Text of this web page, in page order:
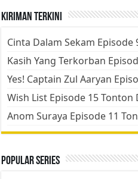
Kiriman Terkini
Cinta Dalam Sekam
Kasih Yang Terkorban
Yes! Captain Zul Aaryan
Wish List Episode 15 Tonton
Anom Suraya Episode 11
Popular Series